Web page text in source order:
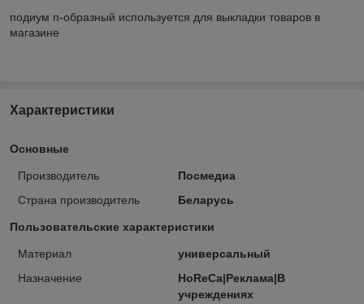
подиум п-образный используется для выкладки товаров в
магазине
Характеристики
Основные
Производитель
Посмедиа
Страна производитель
Беларусь
Пользовательские характеристики
Материал
универсальный
Назначение
HoReCa|Реклама|В
учреждениях